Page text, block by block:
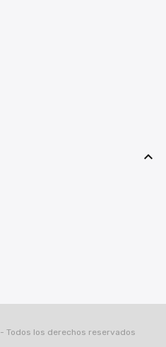

- Todos los derechos reservados